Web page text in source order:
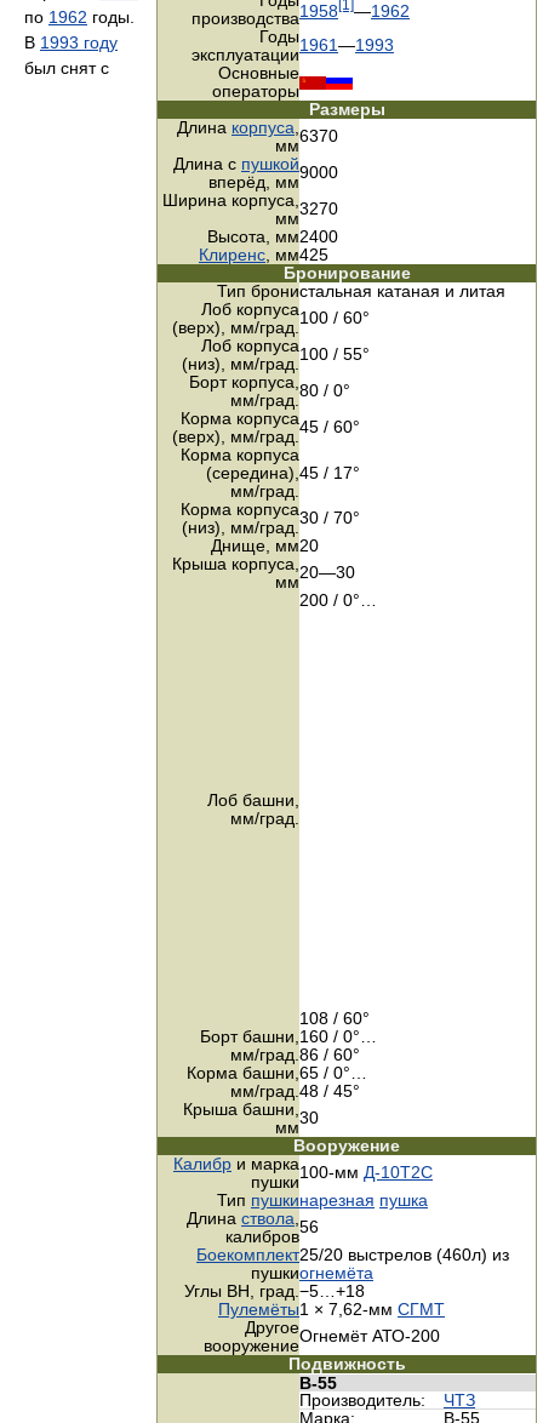
производства1958[1]—1962
Годы
эксплуатации1961—1993
Основные
операторы
Размеры
Длина корпуса
мм6370
Длина с пушкой
вперёд, мм9000
Ширина корпуса,
мм3270
Высота, мм2400
Клиренс , мм425
Бронирование
Тип бронистальная катаная и литая
Лоб корпуса
(верх), мм/град. 100 / 60°
Лоб корпуса
(низ), мм/град. 100 / 55°
Борт корпуса,
мм/град. 80 / 0°
Корма корпуса
(верх), мм/град. 45 / 60°
Корма корпуса
(середина),
мм/град.
45 / 17°
Корма корпуса
(низ), мм/град. 30 / 70°
Днище, мм20
Крыша корпуса,
мм20—30
Лоб башни,
мм/град.
200 / 0°…
108 / 60°
Борт башни,
мм/град.
160 / 0°…
86 / 60°
Корма башни,
мм/град.
65 / 0°…
48 / 45°
Крыша башни,
мм30
Вооружение
Калибр и марка
пушки100-мм Д-10Т2С
Тип пушкинарезная пушка
Длина ствола
калибров56
Боекомплект
пушки
25/20 выстрелов (460л) из
огнемёта
Углы ВН, град. −5…+18
Пулемёты1 × 7,62-мм СГМТ
Другое
вооружениеОгнемёт АТО-200
Подвижность
В-55
Производитель:
ЧТЗ
Марка:
В-55
по 1962 годы.
В 1993 году
был снят с